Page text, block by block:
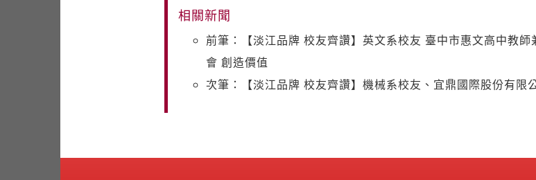
相關新聞
前筆：【淡江品牌 校友齊讚】英文系校友 臺中市惠文高中教
會 創造價值
次筆：【淡江品牌 校友齊讚】機械系校友、宜鼎國際股份有限